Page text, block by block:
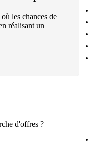
les chances de
réalisant un
d'offres ?